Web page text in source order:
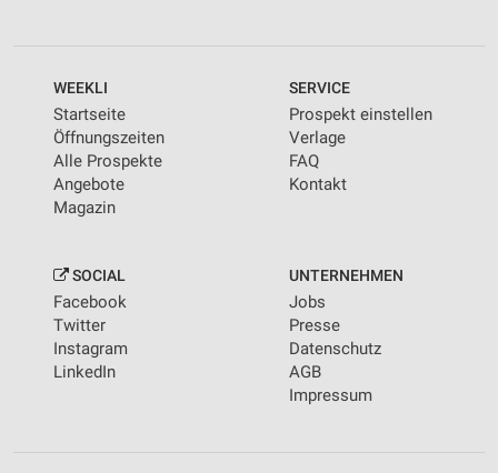
WEEKLI
Startseite
Öffnungszeiten
Alle Prospekte
Angebote
Magazin
SERVICE
Prospekt einstellen
Verlage
FAQ
Kontakt
SOCIAL
Facebook
Twitter
Instagram
LinkedIn
UNTERNEHMEN
Jobs
Presse
Datenschutz
AGB
Impressum